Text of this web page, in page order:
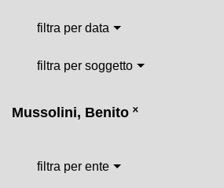
filtra per data
filtra per soggetto
Mussolini, Benito ˟
filtra per ente